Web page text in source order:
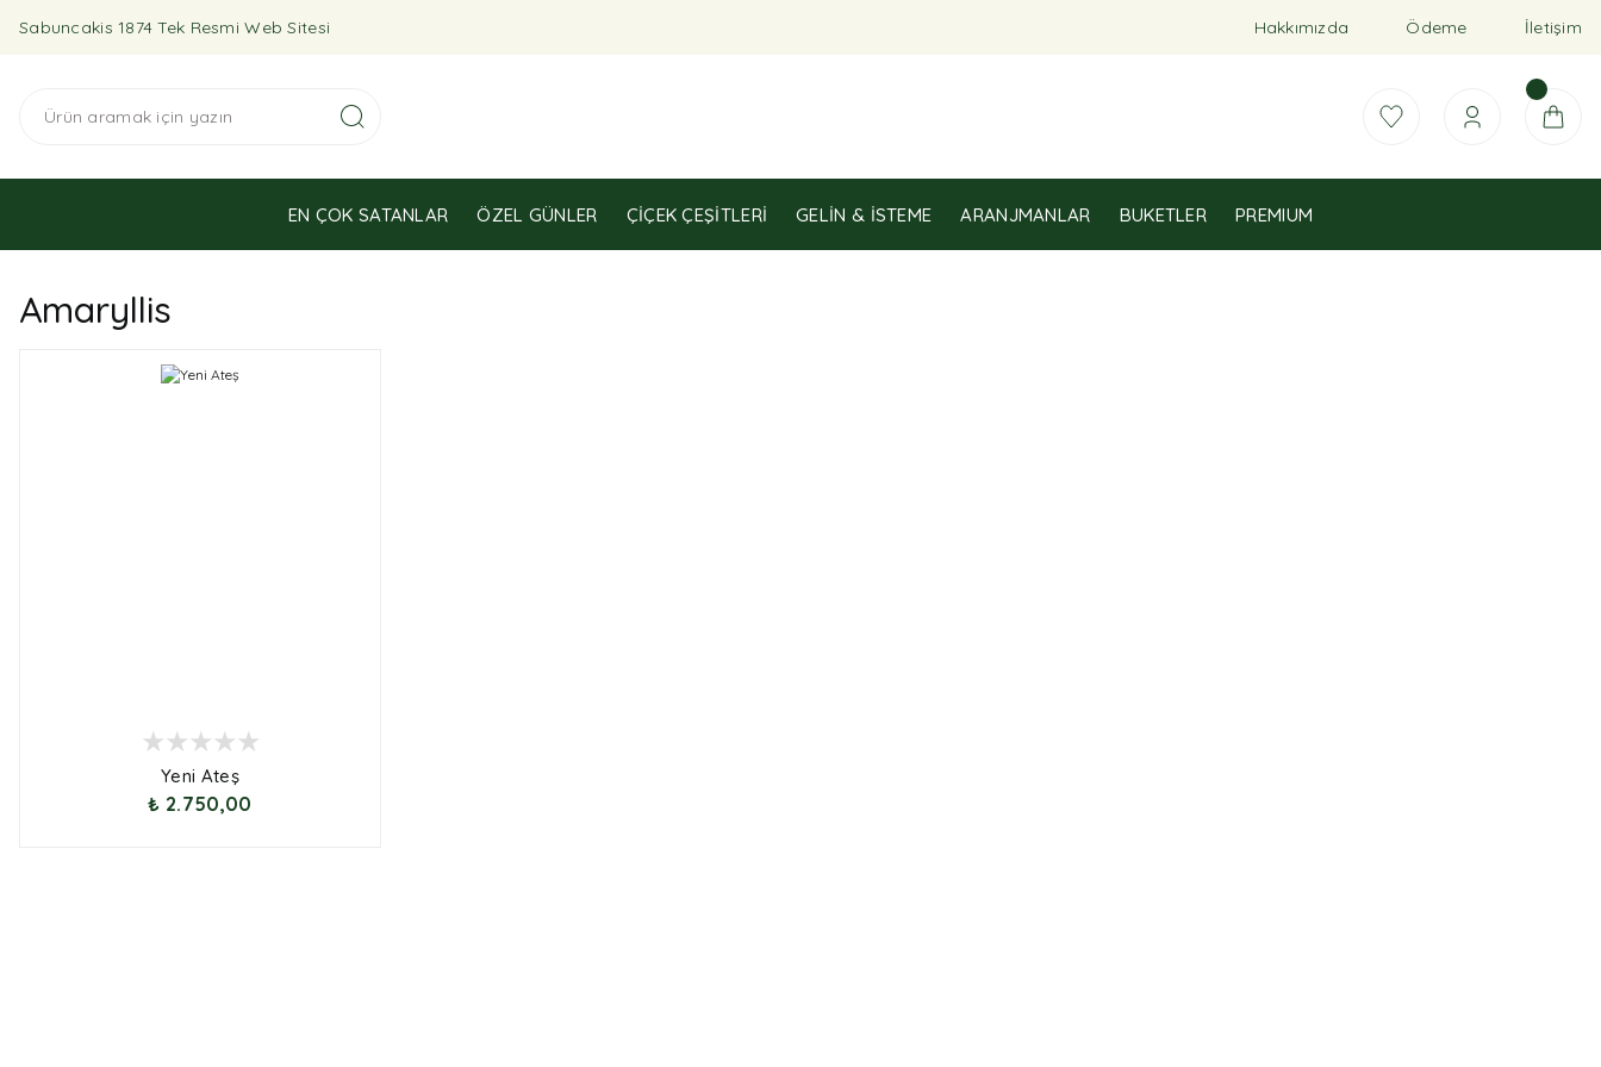
Sabuncakis 1874 Tek Resmi Web Sitesi Hakkımızda Ödeme İletişim
EN ÇOK SATANLAR ÖZEL GÜNLER ÇIÇEK ÇEŞITLERI GELIN & İSTEME ARANJMANLAR BUKETLER PREMIUM
Amaryllis
Yeni Ateş
₺ 2.750,00